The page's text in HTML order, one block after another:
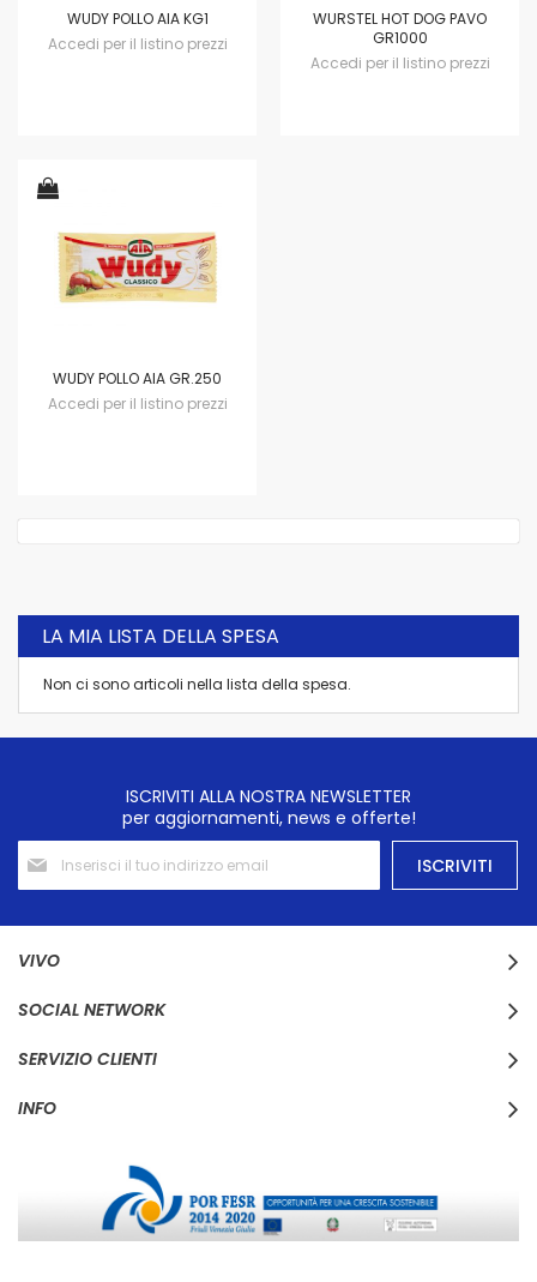
WUDY POLLO AIA KG1
Accedi per il listino prezzi
WURSTEL HOT DOG PAVO
GR1000
Accedi per il listino prezzi
WUDY POLLO AIA GR.250
Accedi per il listino prezzi
LA MIA LISTA DELLA SPESA
Non ci sono articoli nella lista della spesa.
ISCRIVITI ALLA NOSTRA NEWSLETTER
per aggiornamenti, news e offerte!
Iscriviti
alla
nostra
ISCRIVITI
VIVO
SOCIAL NETWORK
SERVIZIO CLIENTI
INFO